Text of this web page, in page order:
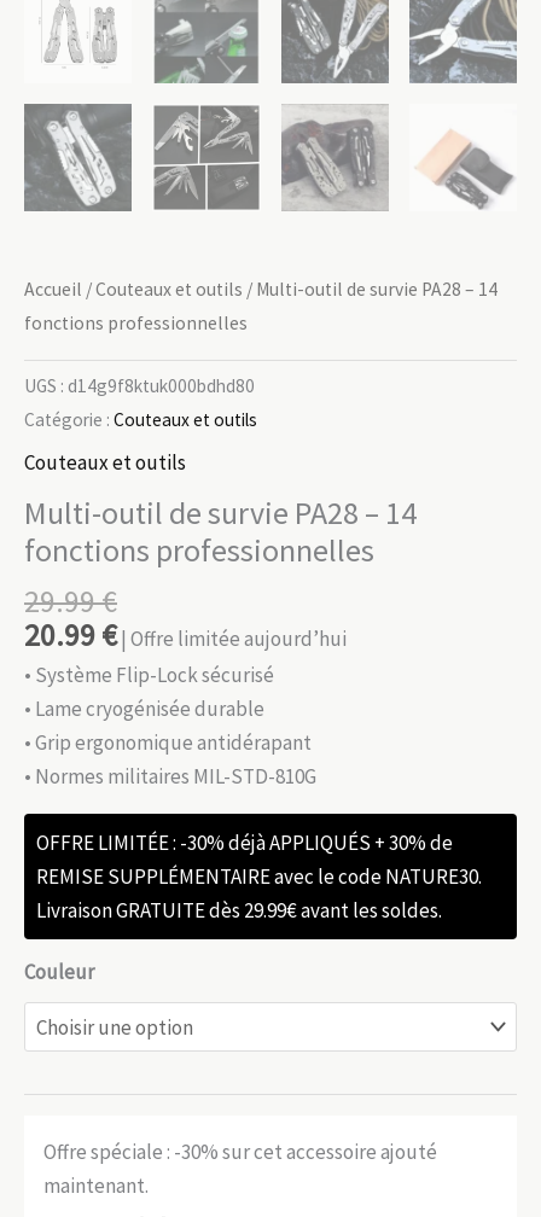
Accueil /Couteaux et outils / Multi-outil de survie PA28 – 14
fonctions professionnelles
UGS : d14g9f8ktuk000bdhd80
Catégorie : Couteaux et outils
Couteaux et outils
Multi-outil de survie PA28 – 14
fonctions professionnelles
29.99€
20.99€| Offre limitée aujourd’hui
• Système Flip-Lock sécurisé
• Lame cryogénisée durable
• Grip ergonomique antidérapant
• Normes militaires MIL-STD-810G
OFFRE LIMITÉE : -30% déjà APPLIQUÉS + 30% de
REMISE SUPPLÉMENTAIRE avec le code NATURE30.
Livraison GRATUITE dès 29.99€ avant les soldes.
Couleur
Offre spéciale : -30% sur cet accessoire ajouté
maintenant.